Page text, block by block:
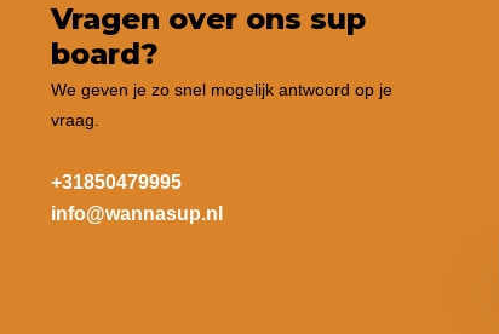
Vragen over ons sup
board?
We geven je zo snel mogelijk antwoord op je
vraag.
+31850479995
info@wannasup.nl